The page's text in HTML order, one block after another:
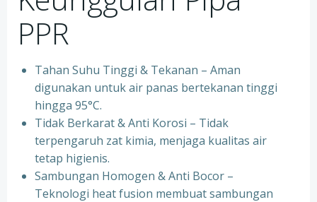
PPR
Tahan Suhu Tinggi & Tekanan – Aman
digunakan untuk air panas bertekanan tinggi
hingga 95°C.
⁠Tidak Berkarat & Anti Korosi – Tidak
terpengaruh zat kimia, menjaga kualitas air
tetap higienis.
⁠Sambungan Homogen & Anti Bocor –
Teknologi heat fusion membuat sambungan